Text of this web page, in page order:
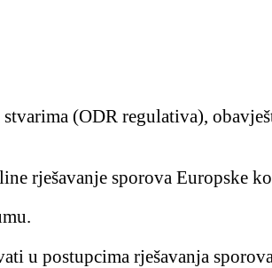
(ODR regulativa),
rješavanje sporova Europske
postupcima rješavanja